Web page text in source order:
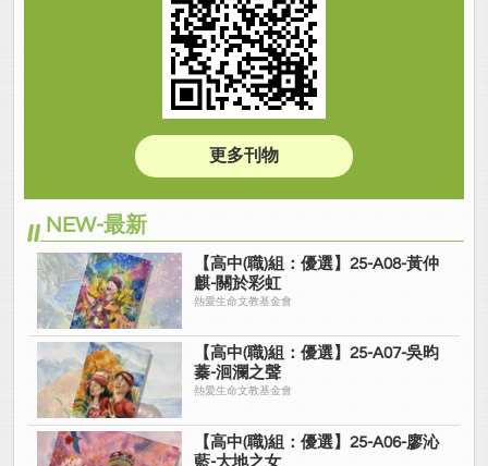
更多刊物
NEW-最新
【高中(職)組：優選】25-A08-黃仲
麒-關於彩虹
熱愛生命文教基金會
【高中(職)組：優選】25-A07-吳昀
蓁-洄瀾之聲
熱愛生命文教基金會
【高中(職)組：優選】25-A06-廖沁
藍-大地之女